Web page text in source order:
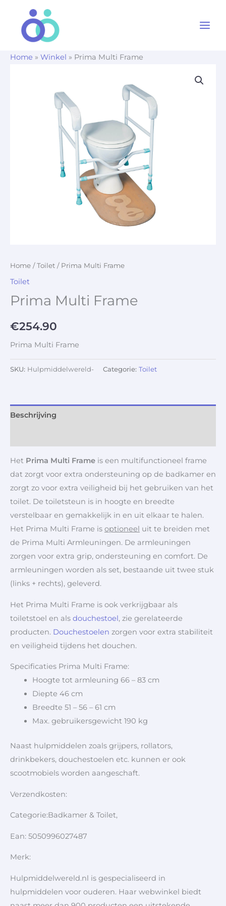
Home » Winkel » Prima Multi Frame
Home /Toilet / Prima Multi Frame
Toilet
Prima Multi Frame
€254.90
Prima Multi Frame
SKU: Hulpmiddelwereld- Categorie: Toilet
Beschrijving
Het Prima Multi Frame is een multifunctioneel frame
dat zorgt voor extra ondersteuning op de badkamer en
zorgt zo voor extra veiligheid bij het gebruiken van het
toilet. De toiletsteun is in hoogte en breedte
verstelbaar en gemakkelijk in en uit elkaar te halen.
Het Prima Multi Frame is optioneel uit te breiden met
de Prima Multi Armleuningen. De armleuningen
zorgen voor extra grip, ondersteuning en comfort. De
armleuningen worden als set, bestaande uit twee stuk
(links + rechts), geleverd.
Het Prima Multi Frame is ook verkrijgbaar als
toiletstoel en als douchestoel, zie gerelateerde
producten. Douchestoelen zorgen voor extra stabiliteit
en veiligheid tijdens het douchen.
Specificaties Prima Multi Frame:
Hoogte tot armleuning 66 – 83 cm
Diepte 46 cm
Breedte 51 – 56 – 61 cm
Max. gebruikersgewicht 190 kg
Naast hulpmiddelen zoals grijpers, rollators,
drinkbekers, douchestoelen etc. kunnen er ook
scootmobiels worden aangeschaft.
Verzendkosten:
Categorie:Badkamer & Toilet,
Ean: 5050996027487
Merk:
Hulpmiddelwereld.nl is gespecialiseerd in
hulpmiddelen voor ouderen. Haar webwinkel biedt